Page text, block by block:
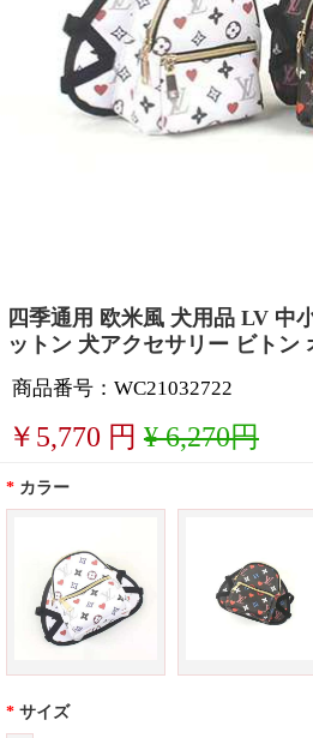
四季通用 欧米風 犬用品 LV 中
ットン 犬アクセサリー ビトン
商品番号：WC21032722
￥ 5,770 円 ¥ 6,270円
* カラー
* サイズ